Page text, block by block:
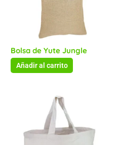
Bolsa de Yute Jungle
Añadir al carrito